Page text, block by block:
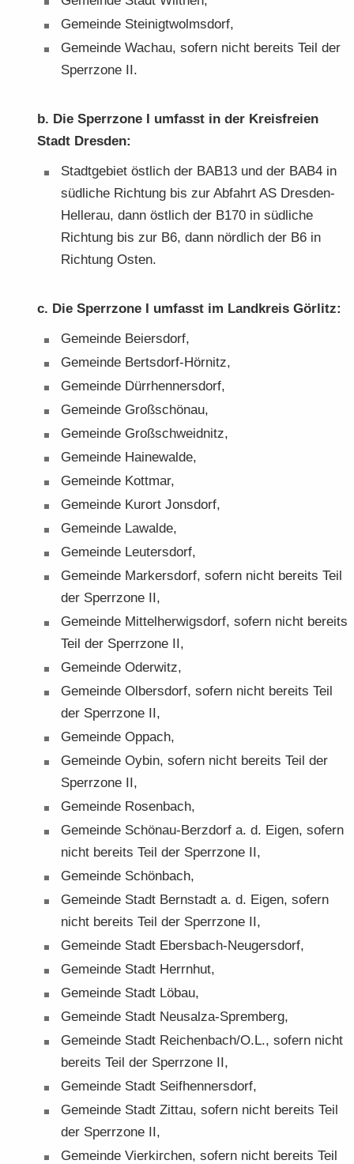
Ge­mein­de Stei­nigt­wolms­dorf,
Ge­mein­de Wach­au, so­fern nicht be­reits Teil der
Sperr­zo­ne II.
b. Die Sperr­zo­ne I um­fasst in der Kreis­frei­en
Stadt Dres­den:
Stadt­ge­biet öst­lich der BAB13 und der BAB4 in
süd­li­che Rich­tung bis zur Ab­fahrt AS Dresden-​
Hellerau, dann öst­lich der B170 in süd­li­che
Rich­tung bis zur B6, dann nörd­lich der B6 in
Rich­tung Osten.
c. Die Sperr­zo­ne I um­fasst im Land­kreis Gör­litz:
Ge­mein­de Bei­ers­dorf,
Ge­mein­de Bertsdorf-​Hörnitz,
Ge­mein­de Dürr­hen­ners­dorf,
Ge­mein­de Groß­schön­au,
Ge­mein­de Groß­schweidnitz,
Ge­mein­de Hai­ne­wal­de,
Ge­mein­de Kott­mar,
Ge­mein­de Kur­ort Jons­dorf,
Ge­mein­de La­wal­de,
Ge­mein­de Leu­ters­dorf,
Ge­mein­de Mar­kers­dorf, so­fern nicht be­reits Teil
der Sperr­zo­ne II,
Ge­mein­de Mit­tel­her­wigs­dorf, so­fern nicht be­reits
Teil der Sperr­zo­ne II,
Ge­mein­de Oder­witz,
Ge­mein­de Ol­bers­dorf, so­fern nicht be­reits Teil
der Sperr­zo­ne II,
Ge­mein­de Opp­ach,
Ge­mein­de Oybin, so­fern nicht be­reits Teil der
Sperr­zo­ne II,
Ge­mein­de Ro­sen­bach,
Ge­mein­de Schönau-​Berzdorf a. d. Eigen, so­fern
nicht be­reits Teil der Sperr­zo­ne II,
Ge­mein­de Schön­bach,
Ge­mein­de Stadt Bern­stadt a. d. Eigen, so­fern
nicht be­reits Teil der Sperr­zo­ne II,
Ge­mein­de Stadt Ebersbach-​Neugersdorf,
Ge­mein­de Stadt Herrn­hut,
Ge­mein­de Stadt Löbau,
Ge­mein­de Stadt Neusalza-​Spremberg,
Ge­mein­de Stadt Rei­chen­bach/O.L., so­fern nicht
be­reits Teil der Sperr­zo­ne II,
Ge­mein­de Stadt Seif­hen­ners­dorf,
Ge­mein­de Stadt Zit­tau, so­fern nicht be­reits Teil
der Sperr­zo­ne II,
Ge­mein­de Vier­kir­chen, so­fern nicht be­reits Teil